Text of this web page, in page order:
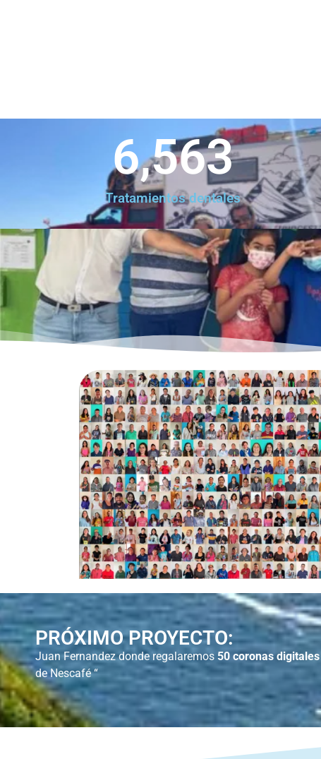
Tratamientos dentales
6,563
PRÓXIMO PROYECTO:
Juan Fernandez donde regalaremos 50 coronas digitales
de Nescafé “